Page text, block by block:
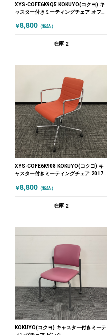
XYS-COFE6K9Q5 KOKUYO(コクヨ) キ
ャスター付きミーティングチェア オフセ
￥8,800 （税込）
在庫 2
XYS-COFE6K908 KOKUYO(コクヨ) キ
ャスター付きミーティングチェア 2017
￥8,800 （税込）
在庫 2
KOKUYO(コクヨ) キャスター付きミーテ